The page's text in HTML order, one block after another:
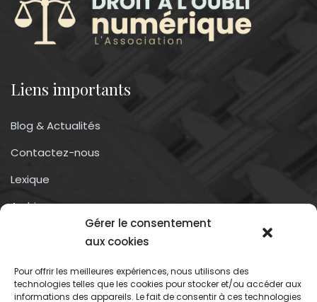
Gérer le consentement
aux cookies
Pour offrir les meilleures expériences, nous utilisons des
technologies telles que les cookies pour stocker et/ou accéder aux
informations des appareils. Le fait de consentir à ces technologies
Liens importants
Blog & Actualités
Contactez-nous
Lexique
Archives
Conditions générales d’utilisation
Contactez-nous